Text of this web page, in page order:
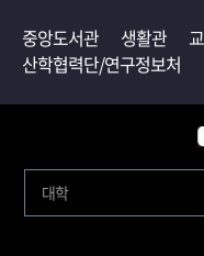
중앙도서관 생활관
산학협력단/연구정보처
대학